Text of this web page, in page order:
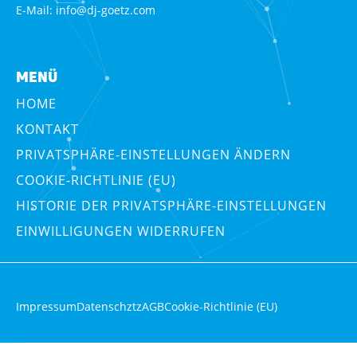
E-Mail: info@dj-goetz.com
MENÜ
HOME
KONTAKT
PRIVATSPHÄRE-EINSTELLUNGEN ÄNDERN
COOKIE-RICHTLINIE (EU)
HISTORIE DER PRIVATSPHÄRE-EINSTELLUNGEN
EINWILLIGUNGEN WIDERRUFEN
ImpressumDatenschztzAGBCookie-Richtlinie (EU)